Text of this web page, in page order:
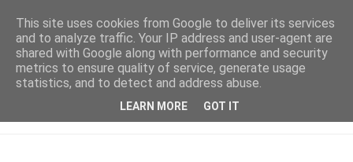
This site uses cookies from Google to deliver its services
and to analyze traffic. Your IP address and user-agent are
shared with Google along with performance and security
metrics to ensure quality of service, generate usage
statistics, and to detect and address abuse.
LEARN MORE GOT IT